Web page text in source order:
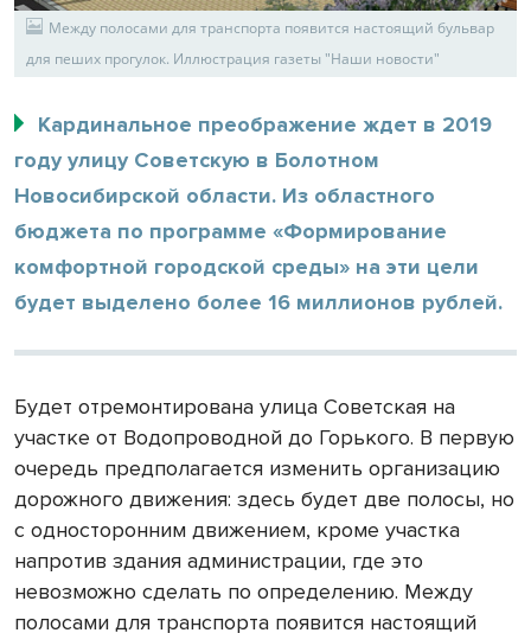
Между полосами для транспорта появится настоящий бульвар
для пеших прогулок. Иллюстрация газеты "Наши новости"
Кардинальное преображение ждет в 2019
году улицу Советскую в Болотном
Новосибирской области. Из областного
бюджета по программе «Формирование
комфортной городской среды» на эти цели
будет выделено более 16 миллионов рублей.
Будет отремонтирована улица Советская на
участке от Водопроводной до Горького. В первую
очередь предполагается изменить организацию
дорожного движения: здесь будет две полосы, но
с односторонним движением, кроме участка
напротив здания администрации, где это
невозможно сделать по определению. Между
полосами для транспорта появится настоящий